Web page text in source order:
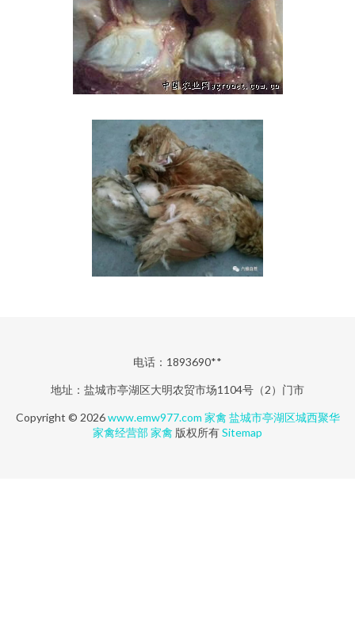
电话：1893690**
地址：盐城市亭湖区大明农贸市场1104号（2）门市
Copyright © 2026www.emw977.com 家禽 盐城市亭湖区城西聚华
家禽经营部家禽 版权所有Sitemap